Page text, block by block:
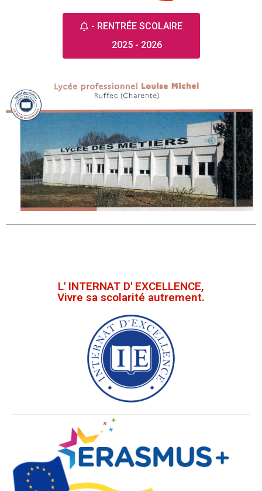
- RENTRÉE SCOLAIRE
2025 - 2026
L' INTERNAT D' EXCELLENCE,
Vivre sa scolarité autrement.